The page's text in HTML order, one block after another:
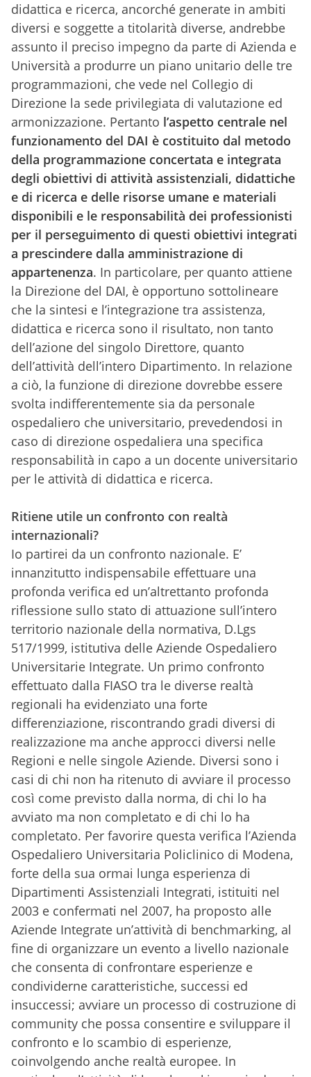
didattica e ricerca, ancorché generate in ambiti
diversi e soggette a titolarità diverse, andrebbe
assunto il preciso impegno da parte di Azienda e
Università a produrre un piano unitario delle tre
programmazioni, che vede nel Collegio di
Direzione la sede privilegiata di valutazione ed
armonizzazione. Pertanto l’aspetto centrale nel
funzionamento del DAI è costituito dal metodo
della programmazione concertata e integrata
degli obiettivi di attività assistenziali, didattiche
e di ricerca e delle risorse umane e materiali
disponibili e le responsabilità dei professionisti
per il perseguimento di questi obiettivi integrati
a prescindere dalla amministrazione di
appartenenza. In particolare, per quanto attiene
la Direzione del DAI, è opportuno sottolineare
che la sintesi e l’integrazione tra assistenza,
didattica e ricerca sono il risultato, non tanto
dell’azione del singolo Direttore, quanto
dell’attività dell’intero Dipartimento. In relazione
a ciò, la funzione di direzione dovrebbe essere
svolta indifferentemente sia da personale
ospedaliero che universitario, prevedendosi in
caso di direzione ospedaliera una specifica
responsabilità in capo a un docente universitario
per le attività di didattica e ricerca.
Ritiene utile un confronto con realtà
internazionali?
Io partirei da un confronto nazionale. E’
innanzitutto indispensabile effettuare una
profonda verifica ed un’altrettanto profonda
riflessione sullo stato di attuazione sull’intero
territorio nazionale della normativa, D.Lgs
517/1999, istitutiva delle Aziende Ospedaliero
Universitarie Integrate. Un primo confronto
effettuato dalla FIASO tra le diverse realtà
regionali ha evidenziato una forte
differenziazione, riscontrando gradi diversi di
realizzazione ma anche approcci diversi nelle
Regioni e nelle singole Aziende. Diversi sono i
casi di chi non ha ritenuto di avviare il processo
così come previsto dalla norma, di chi lo ha
avviato ma non completato e di chi lo ha
completato. Per favorire questa verifica l’Azienda
Ospedaliero Universitaria Policlinico di Modena,
forte della sua ormai lunga esperienza di
Dipartimenti Assistenziali Integrati, istituiti nel
2003 e confermati nel 2007, ha proposto alle
Aziende Integrate un’attività di benchmarking, al
fine di organizzare un evento a livello nazionale
che consenta di confrontare esperienze e
condividerne caratteristiche, successi ed
insuccessi; avviare un processo di costruzione di
community che possa consentire e sviluppare il
confronto e lo scambio di esperienze,
coinvolgendo anche realtà europee. In